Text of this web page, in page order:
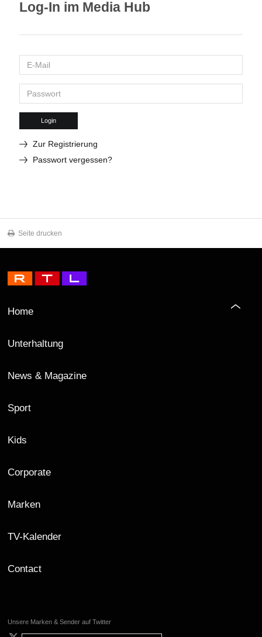
Log-In im Media Hub
Login
Zur Registrierung
Passwort vergessen?
Seite drucken
Home
Unterhaltung
News & Magazine
Sport
Kids
Corporate
Marken
TV-Kalender
Contact
Unsere Marken & Sender auf Twitter